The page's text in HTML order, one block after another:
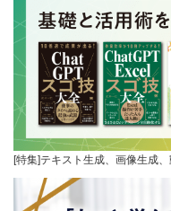
[特集]テキスト生成、画像生成